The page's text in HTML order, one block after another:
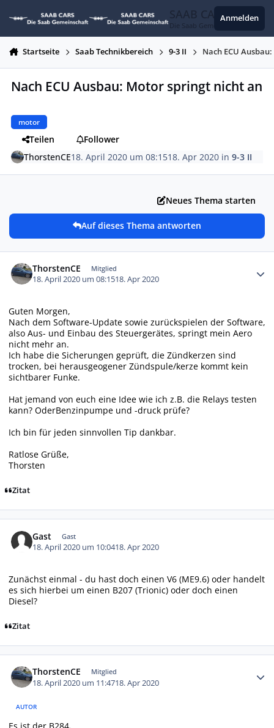
SAAB CARS
Die Saab Gemeinschaft
Anmelden
Startseite Saab Technikbereich 9-3 II Nach ECU
Nach ECU Ausbau: Motor springt nicht an
motor
Teilen
Follower
ThorstenCE18. April 2020 um 08:1518. Apr 2020 in9-3 II
Neues Thema starten
Auf dieses Thema antworten
ThorstenCE Mitglied
18. April 2020 um 08:1518. Apr 2020
Guten Morgen,
Nach dem Software-Update sowie zurückspielen der Software,
also Aus- und Einbau des Steuergerätes, springt mein Aero
nicht mehr an.
Ich habe die Sicherungen geprüft, die Zündkerzen sind
trocken, bei herausgeogener Zündspule/kerze kommt kein
sichtbarer Funke.
Hat jemand von euch eine Idee wie ich z.B. die Relays testen
kann? OderBenzinpumpe und -druck prüfe?
Ich bin für jeden sinnvollen Tip dankbar.
Ratlose Grüße,
Thorsten
Zitat
Gast Gast
18. April 2020 um 10:0418. Apr 2020
Zunächst einmal - du hast doch einen V6 (ME9.6) oder handelt
es sich hierbei um einen B207 (Trionic) oder doch einen
Diesel?
Zitat
ThorstenCE Mitglied
18. April 2020 um 11:4718. Apr 2020
AUTOR
Es ist der B284.